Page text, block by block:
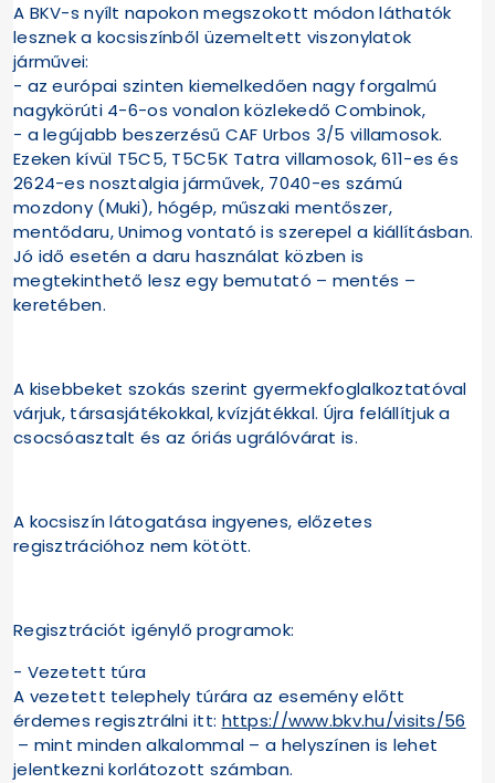
A BKV-s nyílt napokon megszokott módon láthatók
lesznek a kocsiszínből üzemeltett viszonylatok
járművei:
- az európai szinten kiemelkedően nagy forgalmú
nagykörúti 4-6-os vonalon közlekedő Combinok,
- a legújabb beszerzésű CAF Urbos 3/5 villamosok.
Ezeken kívül T5C5, T5C5K Tatra villamosok, 611-es és
2624-es nosztalgia járművek, 7040-es számú
mozdony (Muki), hógép, műszaki mentőszer,
mentődaru, Unimog vontató is szerepel a kiállításban.
Jó idő esetén a daru használat közben is
megtekinthető lesz egy bemutató – mentés –
keretében.
A kisebbeket szokás szerint gyermekfoglalkoztatóval
várjuk, társasjátékokkal, kvízjátékkal. Újra felállítjuk a
csocsóasztalt és az óriás ugrálóvárat is.
A kocsiszín látogatása ingyenes, előzetes
regisztrációhoz nem kötött.
Regisztrációt igénylő programok:
- Vezetett túra
A vezetett telephely túrára az esemény előtt
érdemes regisztrálni itt: https://www.bkv.hu/visits/56
– mint minden alkalommal – a helyszínen is lehet
jelentkezni korlátozott számban.